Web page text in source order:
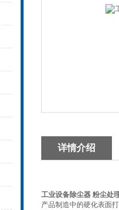
详情介绍
工业设备除尘器 粉尘处
产品制造中的硬化表面